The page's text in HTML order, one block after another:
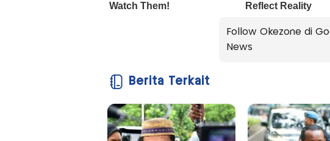
Follow Okezone di
News
Berita Terkait